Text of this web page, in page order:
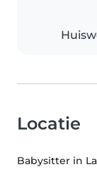
Locatie
Babysitter in